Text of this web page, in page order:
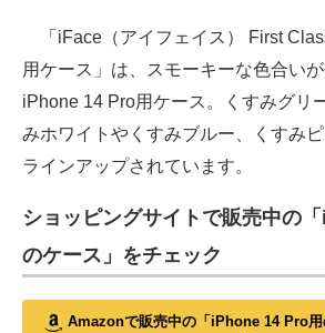
「iFace（アイフェイス） First
用ケース」は、スモーキーな色合い
iPhone 14 Pro用ケース。くすみグリ
みホワイトやくすみブルー、くすみ
ラインアップされています。
ショッピングサイトで販売中の
のケース」をチェック
Amazonで販売中の「iPhone 14 Pro用